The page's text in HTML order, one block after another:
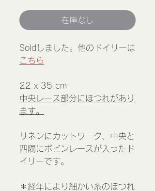
在庫なし
Soldしました。他のドイリーは
こちら
22 x 35 cm
中央レース部分にほつれがあり
ます。
リネンにカットワーク、中央と
四隅にボビンレースが入ったド
イリーです。
＊経年により細かい糸のほつれ